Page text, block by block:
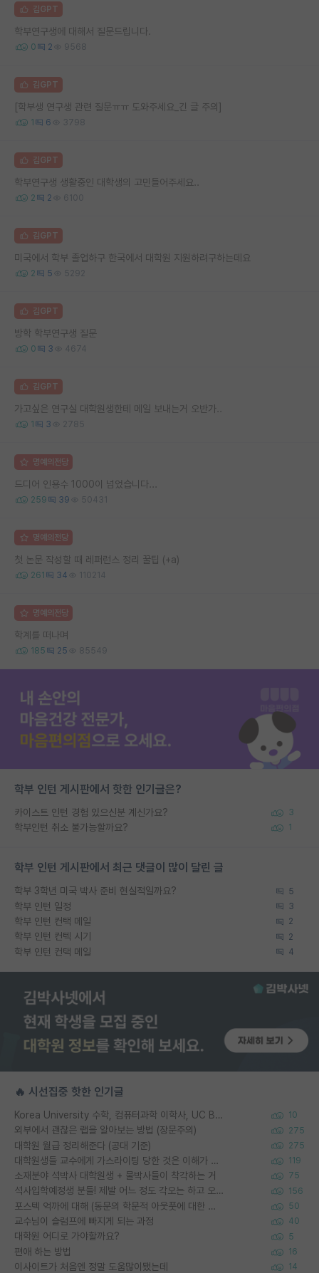
김GPT
학부연구생에 대해서 질문드립니다.
0 2 9568
김GPT
[학부생 연구생 관련 질문ㅠㅠ 도와주세요_긴 글 주의]
1 6 3798
김GPT
학부연구생 생활중인 대학생의 고민들어주세요..
2 2 6100
김GPT
미국에서 학부 졸업하구 한국에서 대학원 지원하려구하는데요
2 5 5292
김GPT
방학 학부연구생 질문
0 3 4674
김GPT
가고싶은 연구실 대학원생한테 메일 보내는거 오반가..
1 3 2785
명예의전당
드디어 인용수 1000이 넘었습니다...
259 39 50431
명예의전당
첫 논문 작성할 때 레퍼런스 정리 꿀팁 (+a)
261 34 110214
명예의전당
학계를 떠나며
185 25 85549
학부 인턴 게시판에서 핫한 인기글은?
카이스트 인턴 경험 있으신분 계신가요? 3
학부인턴 취소 불가능할까요? 1
학부 인턴 게시판에서 최근 댓글이 많이 달린 글
학부 3학년 미국 박사 준비 현실적일까요? 5
학부 인턴 일정 3
학부 인턴 컨택 메일 2
학부 인턴 컨텍 시기 2
학부 인턴 컨택 메일 4
🔥 시선집중 핫한 인기글
Korea University 수학, 컴퓨터과학 이학사, UC Berkeley 산업공학 대학원 공학박사가 되는 것은 쉽지 않겠죠? 10
외부에서 괜찮은 랩을 알아보는 방법 (장문주의) 275
대학원 월급 정리해준다 (공대 기준) 275
대학원생들 교수에게 가스라이팅 당한 것은 이해가 갑니다. 안타깝네요. 119
소재분야 석박사 대학원생 + 물박사들이 착각하는 거 75
석사입학예정생 분들! 제발 어느 정도 각오는 하고 오세요. 156
포스텍 억까에 대해 (동문의 학문적 아웃풋에 대한 반박) 50
교수님이 슬럼프에 빠지게 되는 과정 40
대학원 어디로 가야할까요? 5
편애 하는 방법 16
이사이트가 처음엔 정말 도움많이됐는데 14